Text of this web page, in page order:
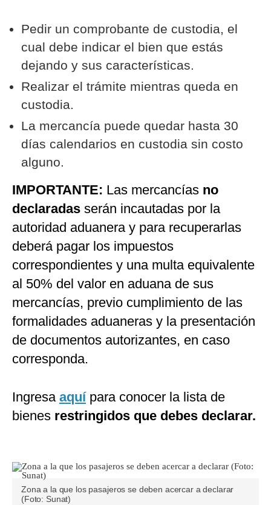
Pedir un comprobante de custodia, el
cual debe indicar el bien que estás
dejando y sus características.
Realizar el trámite mientras queda en
custodia.
La mercancía puede quedar hasta 30
días calendarios en custodia sin costo
alguno.
IMPORTANTE: Las mercancías no
declaradas serán incautadas por la
autoridad aduanera y para recuperarlas
deberá pagar los impuestos
correspondientes y una multa equivalente
al 50% del valor en aduana de sus
mercancías, previo cumplimiento de las
formalidades aduaneras y la presentación
de documentos autorizantes, en caso
corresponda.
Ingresa aquí para conocer la lista de
bienes restringidos que debes declarar.
Zona a la que los pasajeros se deben acercar a declarar
(Foto: Sunat)